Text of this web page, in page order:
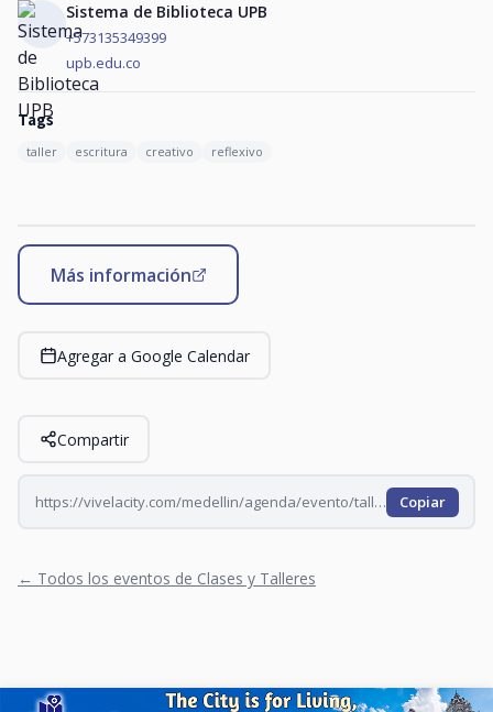
Sistema de Biblioteca UPB
+573135349399
upb.edu.co
Tags
taller escritura creativo reflexivo
Más información
Agregar a Google Calendar
Compartir
https://vivelacity.com/medellin/agenda/evento/taller-de-escritura-con-lucas-vargas-2026-06-19 Copiar
← Todos los eventos de Clases y Talleres